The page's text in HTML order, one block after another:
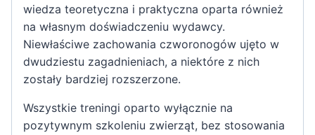
wiedza teoretyczna i praktyczna oparta również
na własnym doświadczeniu wydawcy.
Niewłaściwe zachowania czworonogów ujęto w
dwudziestu zagadnieniach, a niektóre z nich
zostały bardziej rozszerzone.
Wszystkie treningi oparto wyłącznie na
pozytywnym szkoleniu zwierząt, bez stosowania